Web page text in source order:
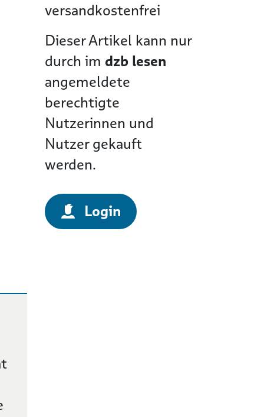
versandkostenfrei
Dieser Artikel kann nur
durch im dzb lesen
angemeldete
berechtigte
Nutzerinnen und
Nutzer gekauft
werden.
Login